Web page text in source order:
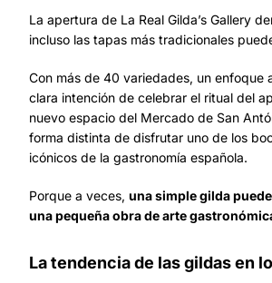
La apertura de La Real Gilda’s Gallery
incluso las tapas más tradicionales
Con más de 40 variedades, un enfoque
clara intención de celebrar el ritual del
nuevo espacio del Mercado de San
forma distinta de disfrutar uno de los
icónicos de la gastronomía española.
Porque a veces, una simple gilda
una pequeña obra de arte
La tendencia de las gildas en